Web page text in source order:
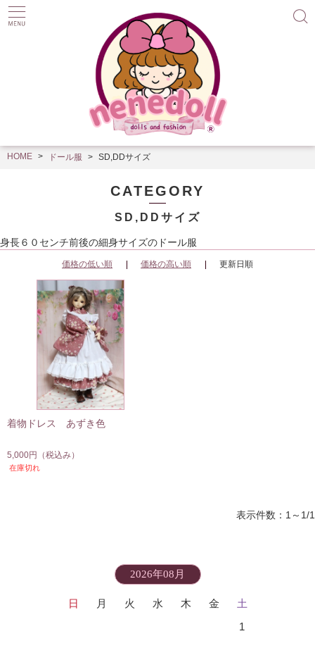
HOME ドール服 SD,DDサイズ
CATEGORY
SD,DDサイズ
身長６０センチ前後の細身サイズのドール服
価格の低い順 価格の高い順 更新日順
着物ドレス あずき色
5,000円 （税込み）
在庫切れ
表示件数：1～1/1
2026年08月
日 月 火 水 木 金
土
1